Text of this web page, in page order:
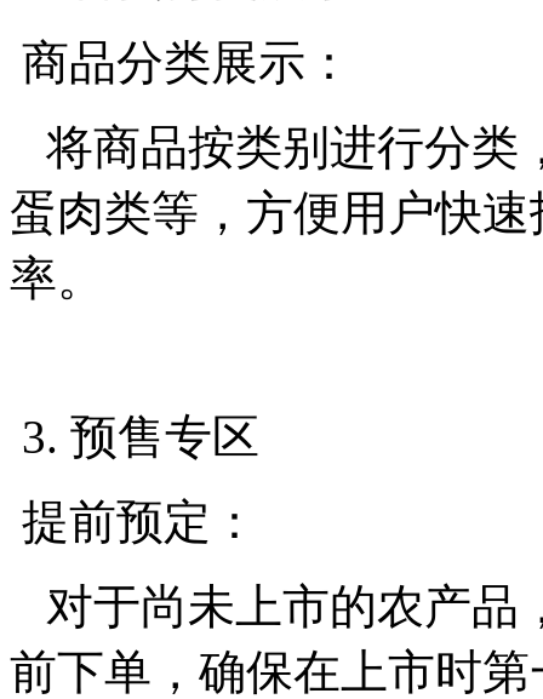
商品分类展示：
将商品按类别进行分类
蛋肉类等，方便用户快
率。
3. 预售专区
提前预定：
对于尚未上市的农产品
前下单，确保在上市时